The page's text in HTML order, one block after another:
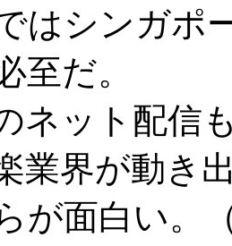
はシンガポ
至だ。
ネット配信
業界が動き
が面白い。